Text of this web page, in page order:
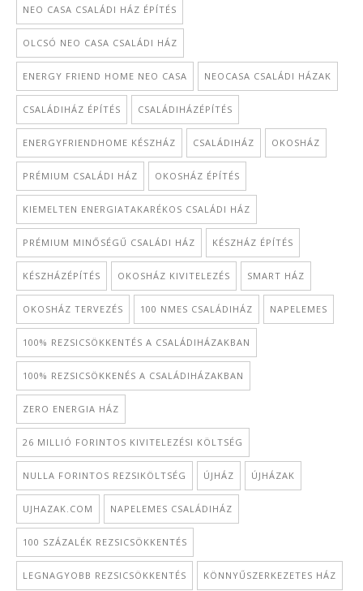
NEO CASA CSALÁDI HÁZ ÉPÍTÉS
OLCSÓ NEO CASA CSALÁDI HÁZ
ENERGY FRIEND HOME NEO CASA NEOCASA CSALÁDI HÁZAK
CSALÁDIHÁZ ÉPÍTÉS CSALÁDIHÁZÉPÍTÉS
ENERGYFRIENDHOME KÉSZHÁZ CSALÁDIHÁZ OKOSHÁZ
PRÉMIUM CSALÁDI HÁZ OKOSHÁZ ÉPÍTÉS
KIEMELTEN ENERGIATAKARÉKOS CSALÁDI HÁZ
PRÉMIUM MINŐSÉGŰ CSALÁDI HÁZ KÉSZHÁZ ÉPÍTÉS
KÉSZHÁZÉPÍTÉS OKOSHÁZ KIVITELEZÉS SMART HÁZ
OKOSHÁZ TERVEZÉS 100 NMES CSALÁDIHÁZ NAPELEMES
100% REZSICSÖKKENTÉS A CSALÁDIHÁZAKBAN
100% REZSICSÖKKENÉS A CSALÁDIHÁZAKBAN
ZERO ENERGIA HÁZ
26 MILLIÓ FORINTOS KIVITELEZÉSI KÖLTSÉG
NULLA FORINTOS REZSIKÖLTSÉG ÚJHÁZ ÚJHÁZAK
UJHAZAK.COM NAPELEMES CSALÁDIHÁZ
100 SZÁZALÉK REZSICSÖKKENTÉS
LEGNAGYOBB REZSICSÖKKENTÉS KÖNNYŰSZERKEZETES HÁZ